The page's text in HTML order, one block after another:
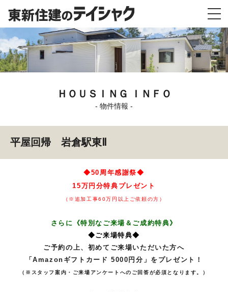
ＨＯＵＳＩＮＧ ＩＮＦＯ
- 物件情報 -
平屋回帰 岩倉駅東Ⅱ
◆50周年感謝祭◆
15万円分特典プレゼント
（※追加工事60万円以上ご依頼の方）
さらに 《特別なご来場＆ご成約特典》
◆ご来場特典◆
ご予約の上、初めてご来場いただいた方へ
「Amazonギフトカード 5000円分」をプレゼント！
（※スタッフ案内・ご来場アンケートへのご回答が必須となります。）